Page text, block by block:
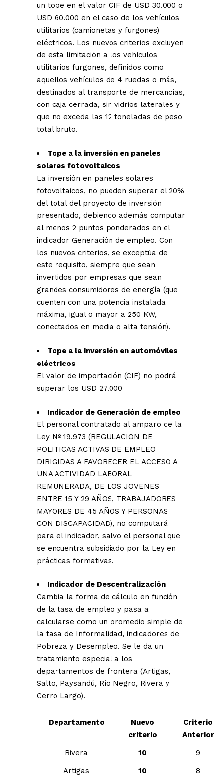
un tope en el valor CIF de USD 30.000 o
USD 60.000 en el caso de los vehículos
utilitarios (camionetas y furgones)
eléctricos. Los nuevos criterios excluyen
de esta limitación a los vehículos
utilitarios furgones, definidos como
aquellos vehículos de 4 ruedas o más,
destinados al transporte de mercancías,
con caja cerrada, sin vidrios laterales y
que no exceda las 12 toneladas de peso
total bruto.
Tope a la inversión en paneles
solares fotovoltaicos
La inversión en paneles solares
fotovoltaicos, no pueden superar el 20%
del total del proyecto de inversión
presentado, debiendo además computar
al menos 2 puntos ponderados en el
indicador Generación de empleo. Con
los nuevos criterios, se exceptúa de
este requisito, siempre que sean
invertidos por empresas que sean
grandes consumidores de energía (que
cuenten con una potencia instalada
máxima, igual o mayor a 250 KW,
conectados en media o alta tensión).
Tope a la inversión en automóviles
eléctricos
El valor de importación (CIF) no podrá
superar los USD 27.000
Indicador de Generación de empleo
El personal contratado al amparo de la
Ley Nº 19.973 (REGULACION DE
POLITICAS ACTIVAS DE EMPLEO
DIRIGIDAS A FAVORECER EL ACCESO A
UNA ACTIVIDAD LABORAL
REMUNERADA, DE LOS JOVENES
ENTRE 15 Y 29 AÑOS, TRABAJADORES
MAYORES DE 45 AÑOS Y PERSONAS
CON DISCAPACIDAD), no computará
para el indicador, salvo el personal que
se encuentra subsidiado por la Ley en
prácticas formativas.
Indicador de Descentralización
Cambia la forma de cálculo en función
de la tasa de empleo y pasa a
calcularse como un promedio simple de
la tasa de Informalidad, indicadores de
Pobreza y Desempleo. Se le da un
tratamiento especial a los
departamentos de frontera (Artigas,
Salto, Paysandú, Río Negro, Rivera y
Cerro Largo).
Departamento
Nuevo
criterio
Criterio
Anterior
Rivera
10
9
Artigas
10
8